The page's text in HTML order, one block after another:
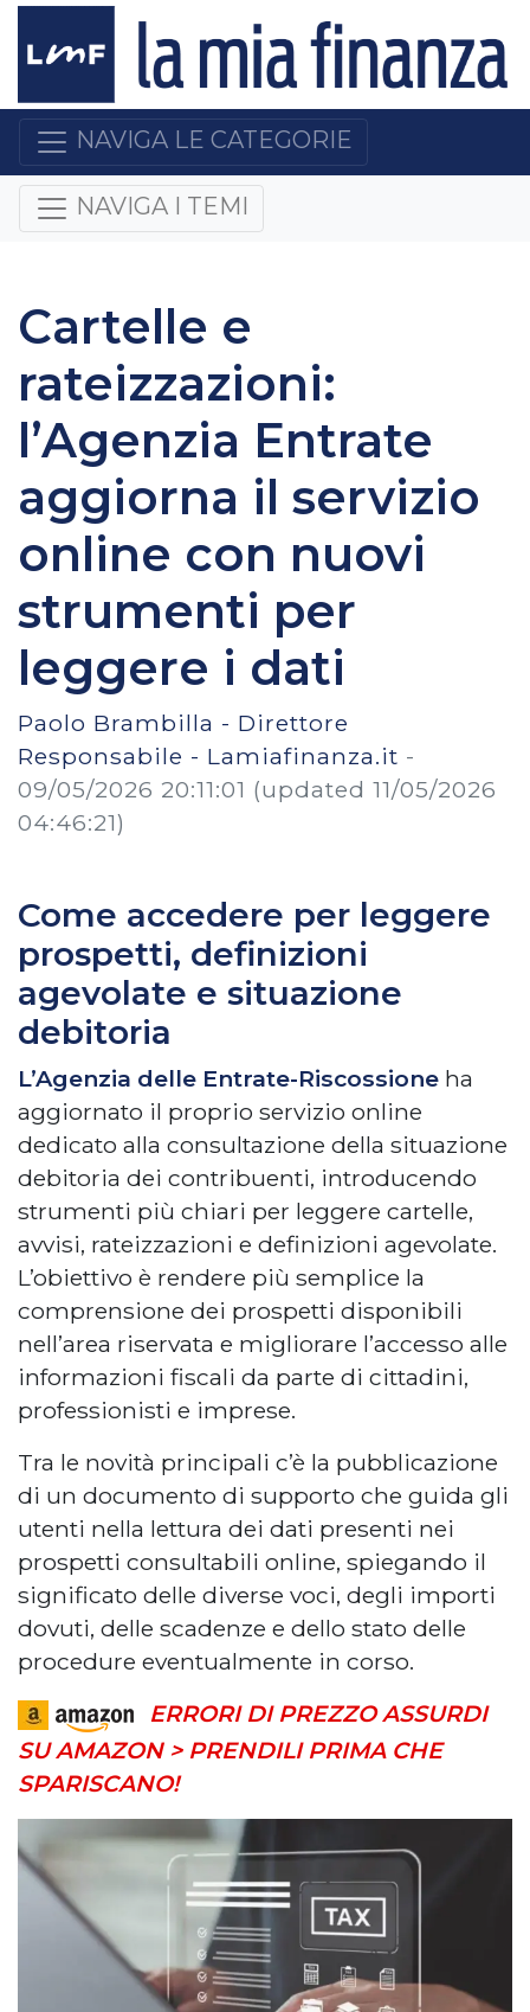
NAVIGA LE CATEGORIE
NAVIGA I TEMI
Cartelle e
rateizzazioni:
l’Agenzia Entrate
aggiorna il servizio
online con nuovi
strumenti per
leggere i dati
Paolo Brambilla - Direttore
Responsabile - Lamiafinanza.it -
09/05/2026 20:11:01 (updated 11/05/2026
04:46:21)
Come accedere per leggere
prospetti, definizioni
agevolate e situazione
debitoria
L’Agenzia delle Entrate-Riscossione ha
aggiornato il proprio servizio online
dedicato alla consultazione della situazione
debitoria dei contribuenti, introducendo
strumenti più chiari per leggere cartelle,
avvisi, rateizzazioni e definizioni agevolate.
L’obiettivo è rendere più semplice la
comprensione dei prospetti disponibili
nell’area riservata e migliorare l’accesso alle
informazioni fiscali da parte di cittadini,
professionisti e imprese.
Tra le novità principali c’è la pubblicazione
di un documento di supporto che guida gli
utenti nella lettura dei dati presenti nei
prospetti consultabili online, spiegando il
significato delle diverse voci, degli importi
dovuti, delle scadenze e dello stato delle
procedure eventualmente in corso.
ERRORI DI PREZZO ASSURDI
SU AMAZON > PRENDILI PRIMA CHE
SPARISCANO!